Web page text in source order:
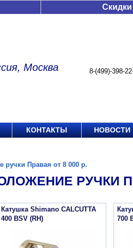
Скидки
Москва 8-(499)-398-
КОНТАКТЫ НОВОСТИ
ручки Правая от 8 000 р.
РУЧКИ
Катушка Shimano CALCUTTA
400 BSV (RH)
700